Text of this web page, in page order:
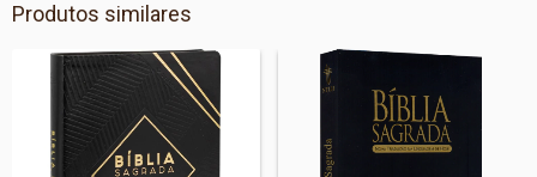
Produtos similares